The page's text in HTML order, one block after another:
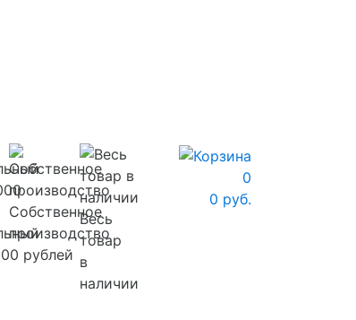
рублей
Собственное
производство
Весь
товар
в
наличии
0
0 руб.